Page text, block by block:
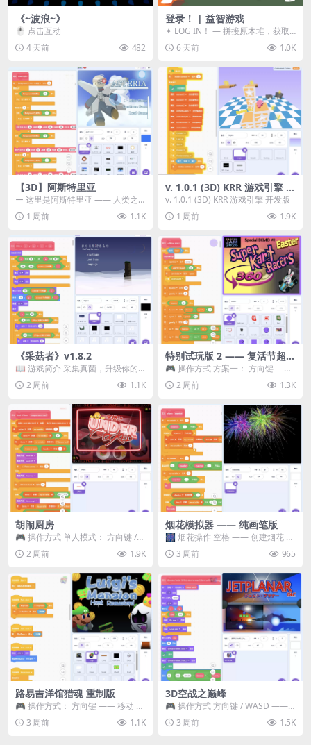
《~波浪~》
🖱️ 点击互动
4 天前
482
登录！ | 益智游戏
✦ LOG IN！ — 拼接原木堆，获取
分数！ ᑕ☲◎ ᑕ☲◎ ᑕ☲◎ ᑕ☲◎ ...
6 天前 1.0K
【3D】阿斯特里亚
ー 这里是阿斯特里亚 —— 人类之
罪与未来希望交汇之地 📖 游戏简
介 《阿斯特里...
1 周前 1.1K
v. 1.0.1 (3D) KRR 游戏引擎 开
发版
v. 1.0.1 (3D) KRR 游戏引擎 开发版
1 周前
1.9K
《采菇者》v1.8.2
📖 游戏简介 采集真菌，升级你的
机体，并前往未知领域探索。 这是
一款静谧的探索冒...
2 周前 1.1K
特别试玩版 2 —— 复活节超级
卡丁车赛
🎮 操作方式 方案一： 方向键 ——
移动 Z —— 跳跃 / 漂移 方案二： ...
2 周前 1.3K
胡闹厨房
🎮 操作方式 单人模式： 方向键 /
WASD —— 移动 Z / K —— 抓...
2 周前 1.9K
烟花模拟器 —— 纯画笔版
🎆 烟花操作 空格 —— 创建烟花 1
~ 3 —— 切换烟花类型 普通烟花
嘶...3 周前 965
路易吉洋馆猎魂 重制版
🎮 操作方式： 方向键 —— 移动 &
跳跃 空格 —— 打开宝箱 将你...
3 周前 1.1K
3D空战之巅峰
🎮 操作方式 方向键 / WASD ——
移动 Z / K —— 射击 / 攻击...
3 周前 1.5K